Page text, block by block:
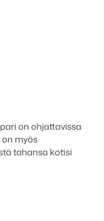
on ohjattavissa
myös
tahansa kotisi